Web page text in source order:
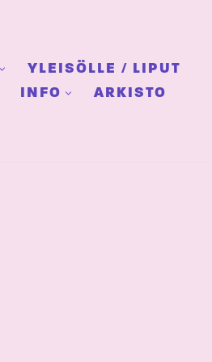
YLEISÖLLE / LIPUT
INFO ARKISTO